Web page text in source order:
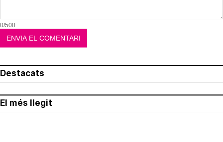
0/500
Destacats
El més llegit